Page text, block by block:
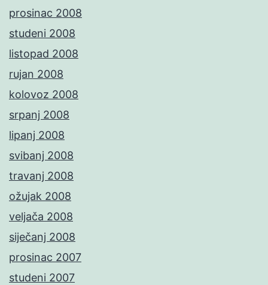
prosinac 2008
studeni 2008
listopad 2008
rujan 2008
kolovoz 2008
srpanj 2008
lipanj 2008
svibanj 2008
travanj 2008
ožujak 2008
veljača 2008
siječanj 2008
prosinac 2007
studeni 2007